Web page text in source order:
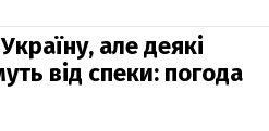
але деякі
від спеки: погода